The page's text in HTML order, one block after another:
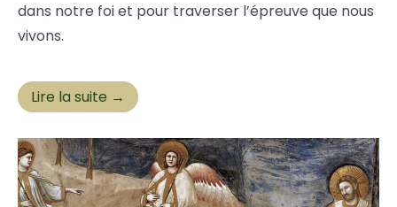
dans notre foi et pour traverser l’épreuve que nous
vivons.
Lire la suite →